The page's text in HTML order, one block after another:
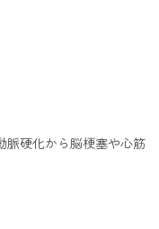
脈硬化から脳梗塞や心筋